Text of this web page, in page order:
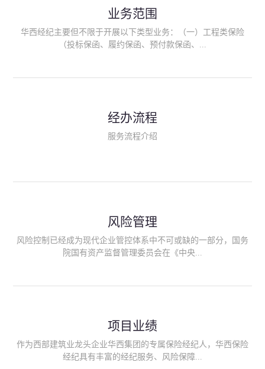
业务范围
华西经纪主要但不限于开展以下类型业务：（一）工程类保险
（投标保函、履约保函、预付款保函、...
险、政府公共安全责任保险/自然灾害公众责任保险、精神病监护
人责任险、首台套/首版次保险、科技保险等）；（三）传统财产
险产品；（六）保险招投标业务。随着业务的开展，华西经纪会
供专业、优质的保险经纪服务。
经办流程
服务流程介绍
风险管理
风险控制已经成为现代企业管控体系中不可或缺的一部分，国务
院国有资产监督管理委员会在《中央...
能够为客户降低风险管理成本，提高经营效率；能够为企业提供
从风险评估、风险分析、风险防范、风险转移到灾后防损、索赔
等全方位、全过程、专家式的服务，拓展和深化由保险公司提供
项目业绩
作为西部建筑业龙头企业华西集团的专属保险经纪人，华西保险
经纪具有丰富的经纪服务、风险保障...